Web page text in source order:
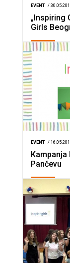
EVENT /
„Inspiring
Girls
EVENT /
Kampanja
Pančevu